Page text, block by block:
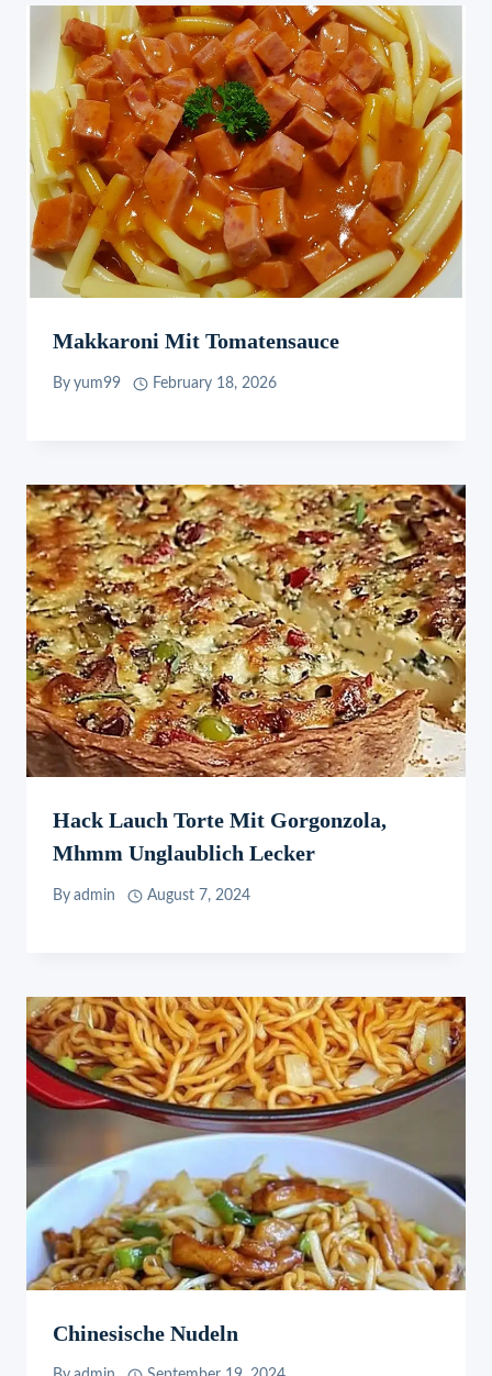
Makkaroni Mit Tomatensauce
By yum99 February 18, 2026
Hack Lauch Torte Mit Gorgonzola,
Mhmm Unglaublich Lecker
By admin August 7, 2024
Chinesische Nudeln